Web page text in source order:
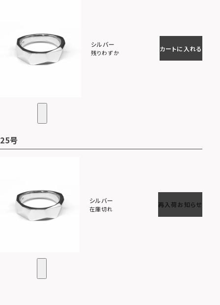
シルバー
残りわずか
カートに入れる
25号
シルバー
在庫切れ
再入荷お知らせ